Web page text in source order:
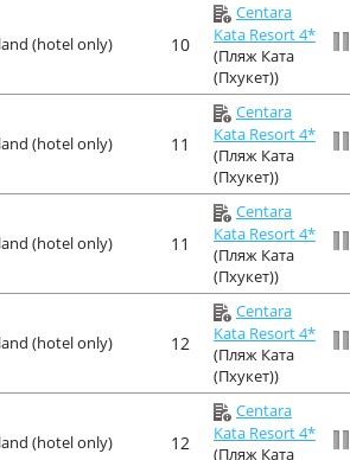
(hotel only) 10
Centara
Kata Resort 4*
(Пляж Ката
(Пхукет))
(hotel only) 11
Centara
Kata Resort 4*
(Пляж Ката
(Пхукет))
(hotel only) 11
Centara
Kata Resort 4*
(Пляж Ката
(Пхукет))
(hotel only) 12
Centara
Kata Resort 4*
(Пляж Ката
(Пхукет))
(hotel only) 12
Centara
Kata Resort 4*
(Пляж Ката